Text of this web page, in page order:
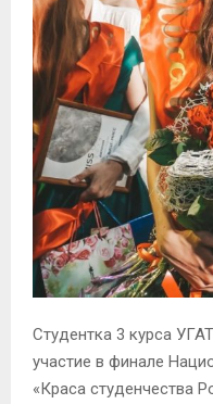
Студентка 3 курса
участие в финале
«Краса студенчества